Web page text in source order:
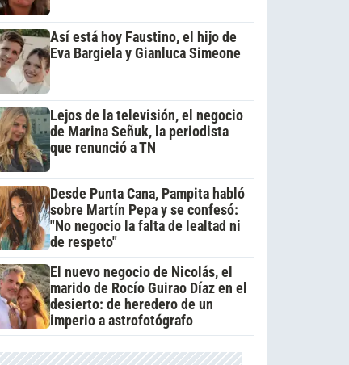
Así está hoy Faustino, el hijo de
Eva Bargiela y Gianluca Simeone
Lejos de la televisión, el negocio
de Marina Señuk, la periodista
que renunció a TN
Desde Punta Cana, Pampita habló
sobre Martín Pepa y se confesó:
"No negocio la falta de lealtad ni
de respeto"
El nuevo negocio de Nicolás, el
marido de Rocío Guirao Díaz en el
desierto: de heredero de un
imperio a astrofotógrafo